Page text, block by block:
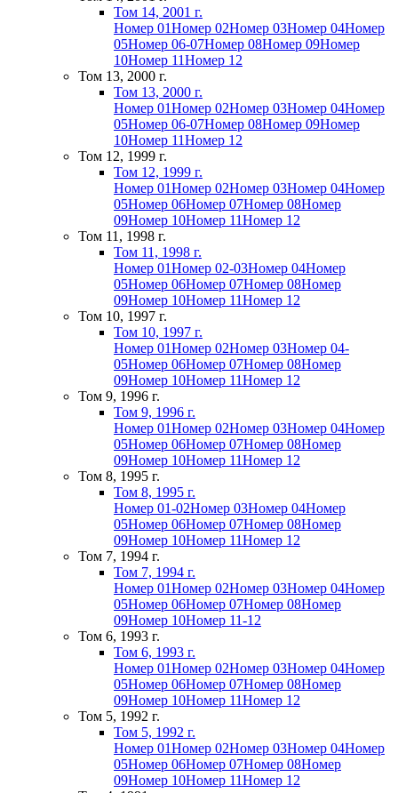
Том 14, 2001 г.
Номер 01Номер 02Номер 03Номер 04Номер
05Номер 06-07Номер 08Номер 09Номер
10Номер 11Номер 12
Том 13, 2000 г.
Том 13, 2000 г.
Номер 01Номер 02Номер 03Номер 04Номер
05Номер 06-07Номер 08Номер 09Номер
10Номер 11Номер 12
Том 12, 1999 г.
Том 12, 1999 г.
Номер 01Номер 02Номер 03Номер 04Номер
05Номер 06Номер 07Номер 08Номер
09Номер 10Номер 11Номер 12
Том 11, 1998 г.
Том 11, 1998 г.
Номер 01Номер 02-03Номер 04Номер
05Номер 06Номер 07Номер 08Номер
09Номер 10Номер 11Номер 12
Том 10, 1997 г.
Том 10, 1997 г.
Номер 01Номер 02Номер 03Номер 04-
05Номер 06Номер 07Номер 08Номер
09Номер 10Номер 11Номер 12
Том 9, 1996 г.
Том 9, 1996 г.
Номер 01Номер 02Номер 03Номер 04Номер
05Номер 06Номер 07Номер 08Номер
09Номер 10Номер 11Номер 12
Том 8, 1995 г.
Том 8, 1995 г.
Номер 01-02Номер 03Номер 04Номер
05Номер 06Номер 07Номер 08Номер
09Номер 10Номер 11Номер 12
Том 7, 1994 г.
Том 7, 1994 г.
Номер 01Номер 02Номер 03Номер 04Номер
05Номер 06Номер 07Номер 08Номер
09Номер 10Номер 11-12
Том 6, 1993 г.
Том 6, 1993 г.
Номер 01Номер 02Номер 03Номер 04Номер
05Номер 06Номер 07Номер 08Номер
09Номер 10Номер 11Номер 12
Том 5, 1992 г.
Том 5, 1992 г.
Номер 01Номер 02Номер 03Номер 04Номер
05Номер 06Номер 07Номер 08Номер
09Номер 10Номер 11Номер 12